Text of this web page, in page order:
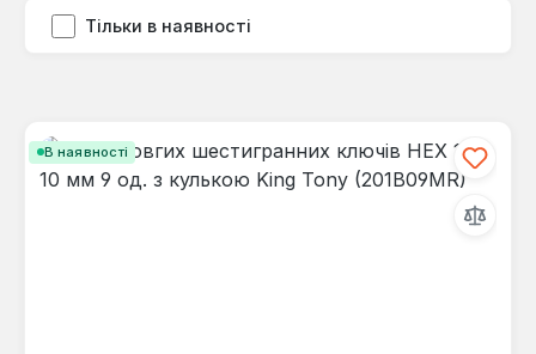
Тільки в наявності
В наявності